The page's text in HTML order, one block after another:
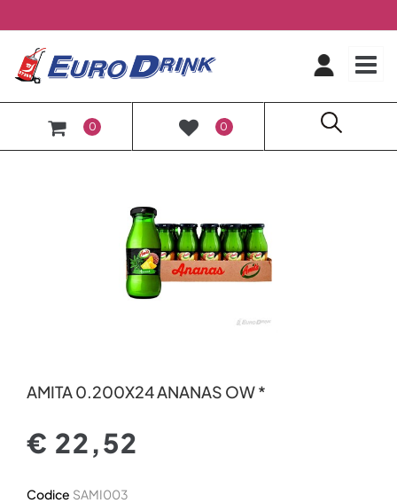
0 0
AMITA 0.200X24 ANANAS OW *
€ 22,52
Codice SAMI003